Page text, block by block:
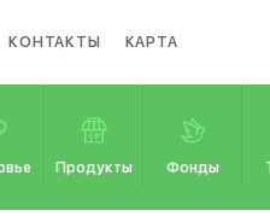
КОНТАКТЫ КАРТА
Продукты Фонды